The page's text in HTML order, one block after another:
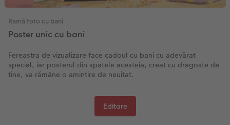
Ramă foto cu bani
Poster unic cu bani
Fereastra de vizualizare face cadoul cu bani cu adevărat
special, iar posterul din spatele acesteia, creat cu dragoste de
tine, va rămâne o amintire de neuitat.
Editare